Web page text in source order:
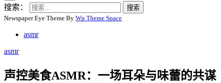
搜索：
Newspaper Eye Theme By Wp Theme Space
asmr
asmr
声控美食ASMR：一场耳朵与味蕾的共谋